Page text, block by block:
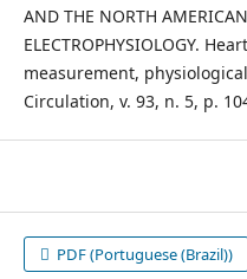
AND THE NORTH
ELECTROPHYSIOLOGY.
measurement,
Circulation, v. 93, n. 5, p.
PDF (Portuguese (Brazil))